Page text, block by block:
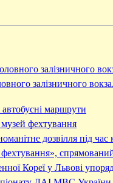
залізничного
залізничного
маршрути
фехтування
дозвілля під
Кореї у Львові